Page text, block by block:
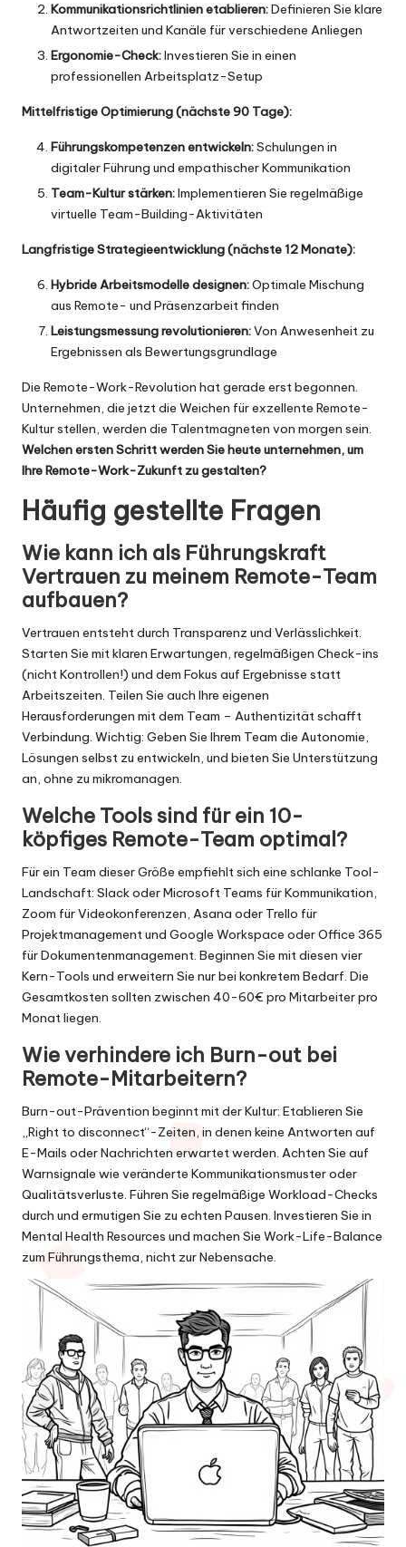
Kommunikationsrichtlinien etablieren:Definieren Sie klare
Antwortzeiten und Kanäle für verschiedene Anliegen
Ergonomie-Check:Investieren Sie in einen
professionellen Arbeitsplatz-Setup
Mittelfristige Optimierung (nächste 90 Tage):
Führungskompetenzen entwickeln:Schulungen in
digitaler Führung und empathischer Kommunikation
Team-Kultur stärken:Implementieren Sie regelmäßige
virtuelle Team-Building-Aktivitäten
Langfristige Strategieentwicklung (nächste 12 Monate):
Hybride Arbeitsmodelle designen:Optimale Mischung
aus Remote- und Präsenzarbeit finden
Leistungsmessung revolutionieren:Von Anwesenheit zu
Ergebnissen als Bewertungsgrundlage
Die Remote-Work-Revolution hat gerade erst begonnen.
Unternehmen, die jetzt die Weichen für exzellente Remote-
Kultur stellen, werden die Talentmagneten von morgen sein.
Welchen ersten Schritt werden Sie heute unternehmen, um
Ihre Remote-Work-Zukunft zu gestalten?
Häufig gestellte Fragen
Wie kann ich als Führungskraft
Vertrauen zu meinem Remote-Team
aufbauen?
Vertrauen entsteht durch Transparenz und Verlässlichkeit.
Starten Sie mit klaren Erwartungen, regelmäßigen Check-ins
(nicht Kontrollen!) und dem Fokus auf Ergebnisse statt
Arbeitszeiten. Teilen Sie auch Ihre eigenen
Herausforderungen mit dem Team – Authentizität schafft
Verbindung. Wichtig: Geben Sie Ihrem Team die Autonomie,
Lösungen selbst zu entwickeln, und bieten Sie Unterstützung
an, ohne zu mikromanagen.
Welche Tools sind für ein 10-
köpfiges Remote-Team optimal?
Für ein Team dieser Größe empfiehlt sich eine schlanke Tool-
Landschaft: Slack oder Microsoft Teams für Kommunikation,
Zoom für Videokonferenzen, Asana oder Trello für
Projektmanagement und Google Workspace oder Office 365
für Dokumentenmanagement. Beginnen Sie mit diesen vier
Kern-Tools und erweitern Sie nur bei konkretem Bedarf. Die
Gesamtkosten sollten zwischen 40-60€ pro Mitarbeiter pro
Monat liegen.
Wie verhindere ich Burn-out bei
Remote-Mitarbeitern?
Burn-out-Prävention beginnt mit der Kultur: Etablieren Sie
„Right to disconnect“-Zeiten, in denen keine Antworten auf
E-Mails oder Nachrichten erwartet werden. Achten Sie auf
Warnsignale wie veränderte Kommunikationsmuster oder
Qualitätsverluste. Führen Sie regelmäßige Workload-Checks
durch und ermutigen Sie zu echten Pausen. Investieren Sie in
Mental Health Resources und machen Sie Work-Life-Balance
zum Führungsthema, nicht zur Nebensache.